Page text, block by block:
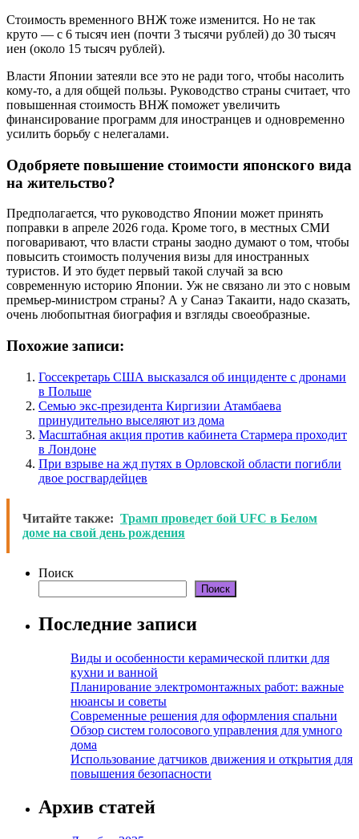
Стоимость временного ВНЖ тоже изменится. Но не так
круто — с 6 тысяч иен (почти 3 тысячи рублей) до 30 тысяч
иен (около 15 тысяч рублей).
Власти Японии затеяли все это не ради того, чтобы насолить
кому-то, а для общей пользы. Руководство страны считает, что
повышенная стоимость ВНЖ поможет увеличить
финансирование программ для иностранцев и одновременно
усилить борьбу с нелегалами.
Одобряете повышение стоимости японского вида
на жительство?
Предполагается, что руководство Японии может принять
поправки в апреле 2026 года. Кроме того, в местных СМИ
поговаривают, что власти страны заодно думают о том, чтобы
повысить стоимость получения визы для иностранных
туристов. И это будет первый такой случай за всю
современную историю Японии. Уж не связано ли это с новым
премьер-министром страны? А у Санаэ Такаити, надо сказать,
очень любопытная биография и взгляды своеобразные.
Похожие записи:
Госсекретарь США высказался об инциденте с дронами
в Польше
Семью экс-президента Киргизии Атамбаева
принудительно выселяют из дома
Масштабная акция против кабинета Стармера проходит
в Лондоне
При взрыве на жд путях в Орловской области погибли
двое росгвардейцев
Читайте также: Трамп проведет бой UFC в Белом
доме на свой день рождения
Поиск
Поиск
Последние записи
Виды и особенности керамической плитки для
кухни и ванной
Планирование электромонтажных работ: важные
нюансы и советы
Современные решения для оформления спальни
Обзор систем голосового управления для умного
дома
Использование датчиков движения и открытия для
повышения безопасности
Архив статей